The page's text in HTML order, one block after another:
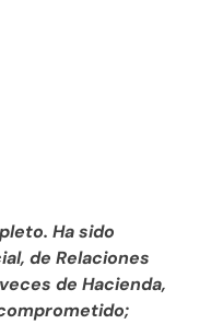
Ha sido
de Relaciones
de Hacienda,